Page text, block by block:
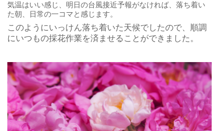
気温はいい感じ、明日の台風接近予報がなければ、落ち着い
た朝、日常の一コマと感じます。
このようにいっけん落ち着いた天候でしたので、順調
にいつもの採花作業を済ませることができました。